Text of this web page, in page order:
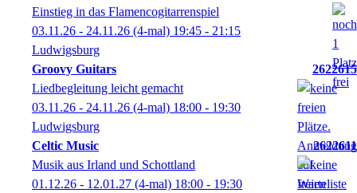
Einstieg in das Flamencogitarrenspiel
03.11.26 - 24.11.26 (4-mal) 19:45 - 21:15
Ludwigsburg
Groovy Guitars
2622615
Liedbegleitung leicht gemacht
03.11.26 - 24.11.26 (4-mal) 18:00 - 19:30
Ludwigsburg
Celtic Music
2622611
Musik aus Irland und Schottland
01.12.26 - 12.01.27 (4-mal) 18:00 - 19:30